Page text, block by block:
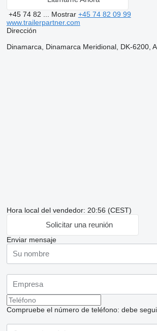
+45 74 82 ... Mostrar +45 74 82 09 99
www.trailerpartner.com
Dirección
Dinamarca, Dinamarca Meridional, DK-6200,
Hora local del vendedor: 20:56 (CEST)
Solicitar una reunión
Enviar mensaje
Compruebe el número de teléfono: debe